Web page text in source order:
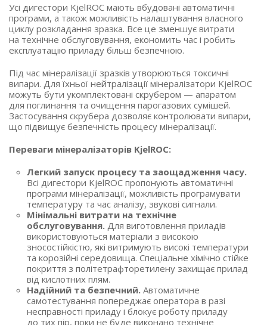
Усі дигестори KjelROC мають вбудовані автоматичні
програми, а також можливість налаштування власного
циклу розкладання зразка. Все це зменшує витрати
на технічне обслуговування, економить час і робить
експлуатацію приладу більш безпечною.
Під час мінералізації зразків утворюються токсичні
випари. Для їхньої нейтралізації мінералізатори KjelROC
можуть бути укомплектовані скрубером — апаратом
для поглинання та очищення парогазових сумішей.
Застосування скрубера дозволяє контролювати випари,
що підвищує безпечність процесу мінералізації.
Переваги мінералізаторів KjelROC:
Легкий запуск процесу та заощадження часу.
Всі дигестори KjelROC пропонують автоматичні
програми мінералізації, можливість програмувати
температуру та час аналізу, звукові сигнали.
Мінімальні витрати на технічне
обслуговування. Для виготовлення приладів
використовуються матеріали з високою
зносостійкістю, які витримують високі температури
та корозійні середовища. Спеціальне хімічно стійке
покриття з політетрафторетилену захищає прилад
від кислотних плям.
Надійний та безпечний. Автоматичне
самотестування попереджає оператора в разі
несправності приладу і блокує роботу приладу
до тих пір, поки не буде виконано технічне